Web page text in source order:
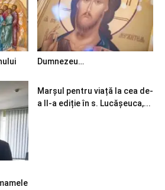
Dumnezeu…
Marșul pentru viață la cea de-
a II-a ediție în s. Lucășeuca,...